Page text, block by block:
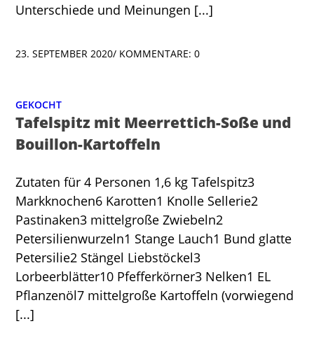
Unterschiede und Meinungen [...]
23. SEPTEMBER 2020/ KOMMENTARE: 0
GEKOCHT
Tafelspitz mit Meerrettich-Soße und
Bouillon-Kartoffeln
Zutaten für 4 Personen 1,6 kg Tafelspitz3
Markknochen6 Karotten1 Knolle Sellerie2
Pastinaken3 mittelgroße Zwiebeln2
Petersilienwurzeln1 Stange Lauch1 Bund glatte
Petersilie2 Stängel Liebstöckel3
Lorbeerblätter10 Pfefferkörner3 Nelken1 EL
Pflanzenöl7 mittelgroße Kartoffeln (vorwiegend
[...]